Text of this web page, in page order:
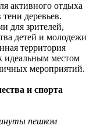
активного отдыха
деревьев.
для зрителей,
детей и молодежи
территория
идеальным местом
мероприятий.
и спорта
пешком